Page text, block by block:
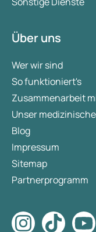
Über uns
Wer wir sind
So funktioniert's
Zusammenarbeit
Unser
Blog
Impressum
Sitemap
Partnerprogramm